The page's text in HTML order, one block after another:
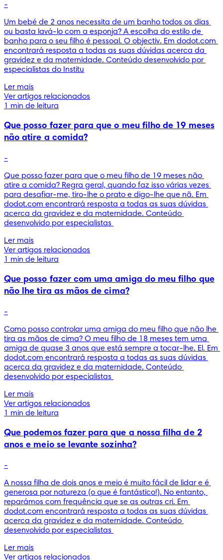
-
Um bebé de 2 anos necessita de um banho todos os dias
ou basta lavá-lo com a esponja? A escolha do estilo de
banho para o seu filho é pessoal. O objectiv. Em dodot.com
encontrará resposta a todas as suas dúvidas acerca da
gravidez e da maternidade. Conteúdo desenvolvido por
especialistas do Institu
Ler mais
Ver artigos relacionados
1 min de leitura
Que posso fazer para que o meu filho de 19 meses
não atire a comida?
-
Que posso fazer para que o meu filho de 19 meses não
atire a comida? Regra geral, quando faz isso várias vezes
para desafiar-me, tiro-lhe o prato e digo-lhe que nã. Em
dodot.com encontrará resposta a todas as suas dúvidas
acerca da gravidez e da maternidade. Conteúdo
desenvolvido por especialistas
Ler mais
Ver artigos relacionados
1 min de leitura
Que posso fazer com uma amiga do meu filho que
não lhe tira as mãos de cima?
-
Como posso controlar uma amiga do meu filho que não lhe
tira as mãos de cima? O meu filho de 18 meses tem uma
amiga de quase 3 anos que está sempre a tocar-lhe. El. Em
dodot.com encontrará resposta a todas as suas dúvidas
acerca da gravidez e da maternidade. Conteúdo
desenvolvido por especialistas
Ler mais
Ver artigos relacionados
1 min de leitura
Que podemos fazer para que a nossa filha de 2
anos e meio se levante sozinha?
-
A nossa filha de dois anos e meio é muito fácil de lidar e é
generosa por natureza (o que é fantástico!). No entanto,
reparámos com frequência que se as outras cri. Em
dodot.com encontrará resposta a todas as suas dúvidas
acerca da gravidez e da maternidade. Conteúdo
desenvolvido por especialistas
Ler mais
Ver artigos relacionados